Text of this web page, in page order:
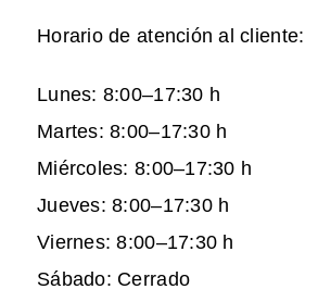
Horario de atención al cliente:
Lunes: 8:00–17:30 h
Martes: 8:00–17:30 h
Miércoles: 8:00–17:30 h
Jueves: 8:00–17:30 h
Viernes: 8:00–17:30 h
Sábado: Cerrado